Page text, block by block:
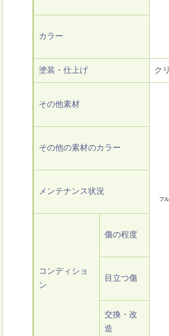
カラー
塗装・仕上げ ク
その他素材
その他の素材のカラー
メンテナンス状況
フ
コンディショ
ン
傷の程度
目立つ傷
交換・改
造